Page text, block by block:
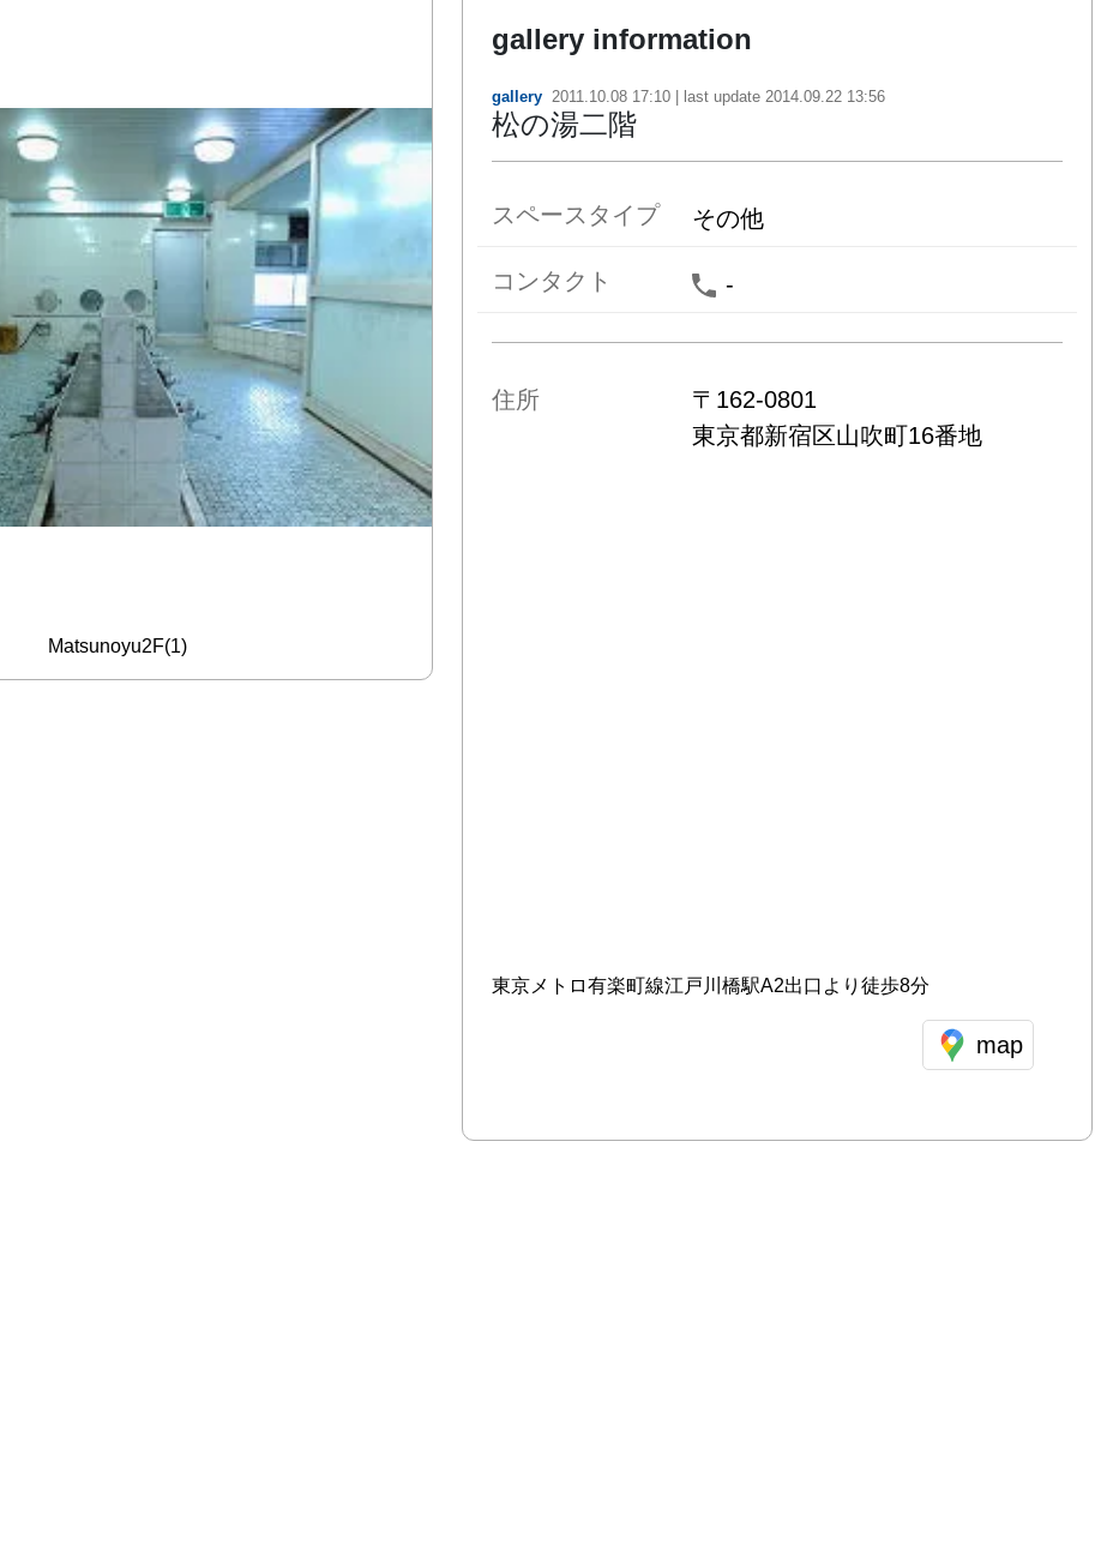
Matsunoyu2F(1)
gallery information
gallery 2011.10.08 17:10 | last update 2014.09.22 13:56
松の湯二階
スペースタイプ その他
コンタクト -
住所 〒 162-0801
東京都新宿区山吹町16番地
東京メトロ有楽町線江戸川橋駅A2出口より徒歩8分
map